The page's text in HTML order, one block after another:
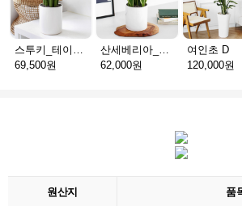
스투키_테이블용 D
69,500원
산세베리아_테이블용 H
62,000원
여인초 D
120,000원
원산지 품